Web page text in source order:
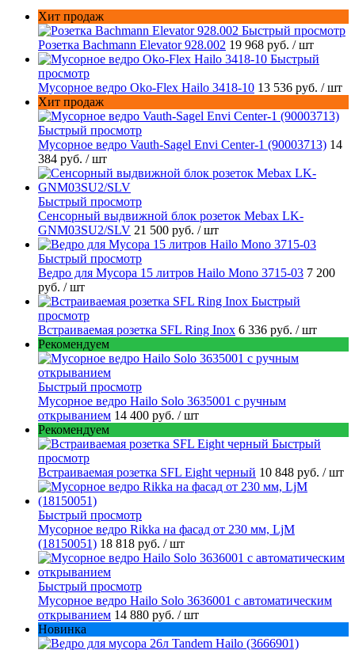
Хит продаж
Быстрый просмотр
Розетка Bachmann Elevator 928.002 19 968 руб. / шт
Быстрый
просмотр
Мусорное ведро Oko-Flex Hailo 3418-10 13 536 руб. / шт
Хит продаж
Быстрый просмотр
Мусорное ведро Vauth-Sagel Envi Center-1 (90003713) 14
384 руб. / шт
Быстрый просмотр
Сенсорный выдвижной блок розеток Mebax LK-
GNM03SU2/SLV 21 500 руб. / шт
Быстрый просмотр
Ведро для Мусора 15 литров Hailo Mono 3715-03 7 200
руб. / шт
Быстрый
просмотр
Встраиваемая розетка SFL Ring Inox 6 336 руб. / шт
Рекомендуем
Быстрый просмотр
Мусорное ведро Hailo Solo 3635001 c ручным
открыванием 14 400 руб. / шт
Рекомендуем
Быстрый
просмотр
Встраиваемая розетка SFL Eight черный 10 848 руб. / шт
Быстрый просмотр
Мусорное ведро Rikka на фасад от 230 мм, LjM
(18150051) 18 818 руб. / шт
Быстрый просмотр
Мусорное ведро Hailo Solo 3636001 с автоматическим
открыванием 14 880 руб. / шт
Новинка